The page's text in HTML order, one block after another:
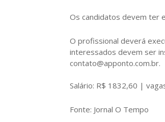
Os candidatos devem ter
O profissional deverá
interessados devem ser
contato@apponto.com.br.
Salário: R$ 1832,60 |
Fonte: Jornal O Tempo